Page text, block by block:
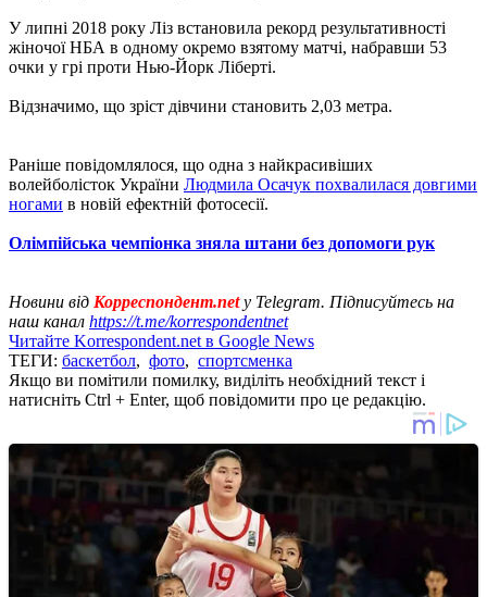
У липні 2018 року Ліз встановила рекорд результативності
жіночої НБА в одному окремо взятому матчі, набравши 53
очки у грі проти Нью-Йорк Ліберті.
Відзначимо, що зріст дівчини становить 2,03 метра.
Раніше повідомлялося, що одна з найкрасивіших
волейболісток України Людмила Осачук похвалилася довгими
ногами в новій ефектній фотосесії.
Олімпійська чемпіонка зняла штани без допомоги рук
Новини від Корреспондент.netу Telegram. Підписуйтесь на
наш канал https://t.me/korrespondentnet
Читайте Korrespondent.net в Google News
ТЕГИ: баскетбол, фото, спортсменка
Якщо ви помітили помилку, виділіть необхідний текст і
натисніть Ctrl + Enter, щоб повідомити про це редакцію.